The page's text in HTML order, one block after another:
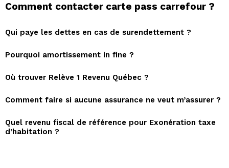
Comment contacter carte pass carrefour ?
Qui paye les dettes en cas de surendettement ?
Pourquoi amortissement in fine ?
Où trouver Relève 1 Revenu Québec ?
Comment faire si aucune assurance ne veut m’assurer ?
Quel revenu fiscal de référence pour Exonération taxe
d’habitation ?